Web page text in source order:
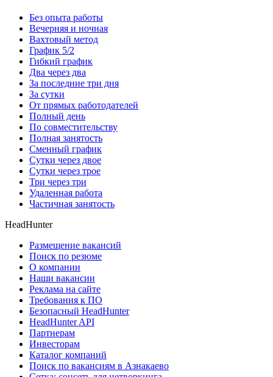
Без опыта работы
Вечерняя и ночная
Вахтовый метод
График 5/2
Гибкий график
Два через два
За последние три дня
За сутки
От прямых работодателей
Полный день
По совместительству
Полная занятость
Сменный график
Сутки через двое
Сутки через трое
Три через три
Удаленная работа
Частичная занятость
HeadHunter
Размещение вакансий
Поиск по резюме
О компании
Наши вакансии
Реклама на сайте
Требования к ПО
Безопасный HeadHunter
HeadHunter API
Партнерам
Инвесторам
Каталог компаний
Поиск по вакансиям в Азнакаево